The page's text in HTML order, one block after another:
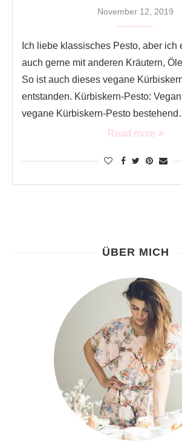
November 12, 2019
Ich liebe klassisches Pesto, aber ich
auch gerne mit anderen Kräutern,
So ist auch dieses vegane
entstanden. Kürbiskern-Pesto:
vegane Kürbiskern-Pesto
Read more
ÜBER MICH